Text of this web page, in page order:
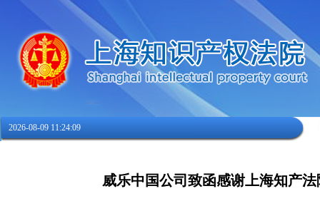
2026-08-09 11:24:10
威乐中国公司致函感谢上海知产